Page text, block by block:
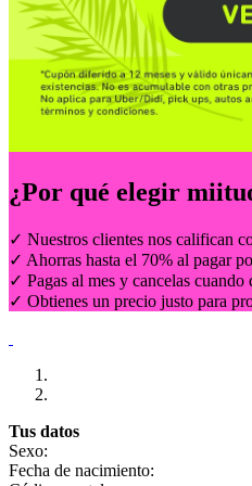
¿Por qué elegir
✓ Nuestros clientes nos califican
✓ Ahorras hasta el 70% al pagar
✓ Pagas al mes y cancelas cuando
✓ Obtienes un precio justo para
Tus datos
Sexo:
Fecha de nacimiento: